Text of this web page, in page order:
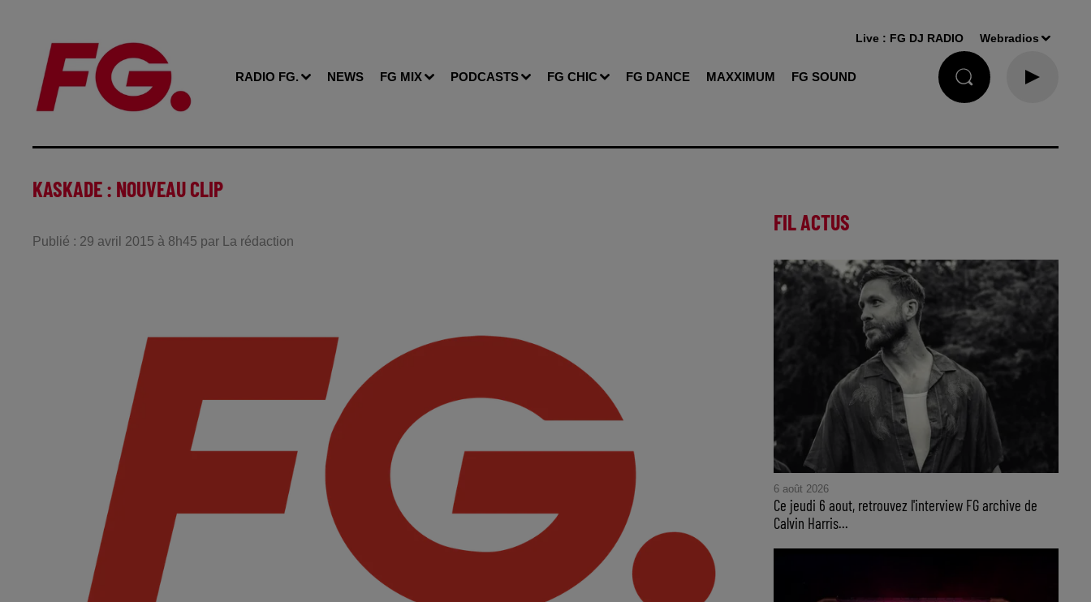
RADIO FG. NEWS FG MIX PODCASTS FG CHIC FG DANCE MAXXIMUM FG SOUND
Live : FG DJ RADIO Webradios
KASKADE : NOUVEAU CLIP
Publié : 29 avril 2015 à 8h45 par La rédaction
FIL ACTUS
6 août 2026
Ce jeudi 6 aout, retrouvez l'interview FG archive de
Calvin Harris...